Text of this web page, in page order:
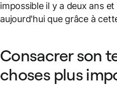
impossible il y a deux ans
aujourd'hui que grâce à
Consacrer son
choses plus